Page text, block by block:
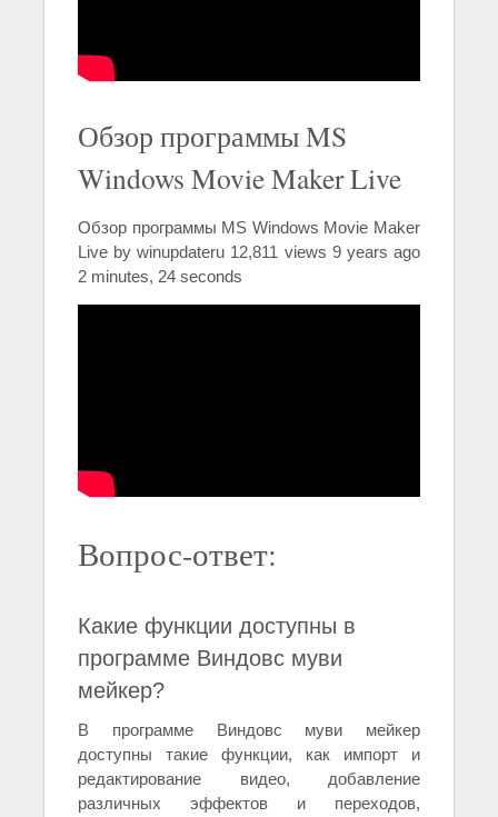
Обзор программы MS
Windows Movie Maker Live
Обзор программы MS Windows Movie Maker
Live by winupdateru 12,811 views 9 years ago
2 minutes, 24 seconds
Вопрос-ответ:
Какие функции доступны в
программе Виндовс муви
мейкер?
В программе Виндовс муви мейкер
доступны такие функции, как импорт и
редактирование видео, добавление
различных эффектов и переходов,